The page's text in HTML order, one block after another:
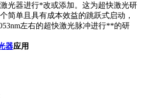
光器进行*改或添加。这为超快激光研
简单且具有成本效益的跳跃式启动，
左右的超快激光脉冲进行**的研
器应用